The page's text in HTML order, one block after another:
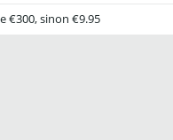
€300, sinon €9.95